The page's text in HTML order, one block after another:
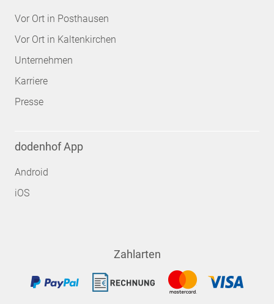
Vor Ort in Posthausen
Vor Ort in Kaltenkirchen
Unternehmen
Karriere
Presse
dodenhof App
Android
iOS
Zahlarten